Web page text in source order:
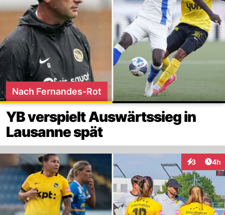
Nach Fernandes-Rot
YB verspielt Auswärtssieg in
Lausanne spät
3 4h